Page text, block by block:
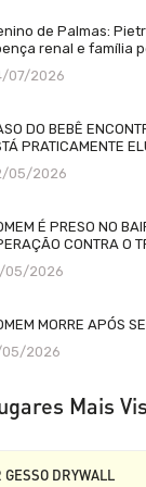
de Palmas:
renal e família
07/2026
DO BEBÊ
PRATICAMENTE
05/2026
É PRESO NO
CONTRA O
05/2026
MORRE APÓS
05/2026
Mais
GESSO DRYWALL